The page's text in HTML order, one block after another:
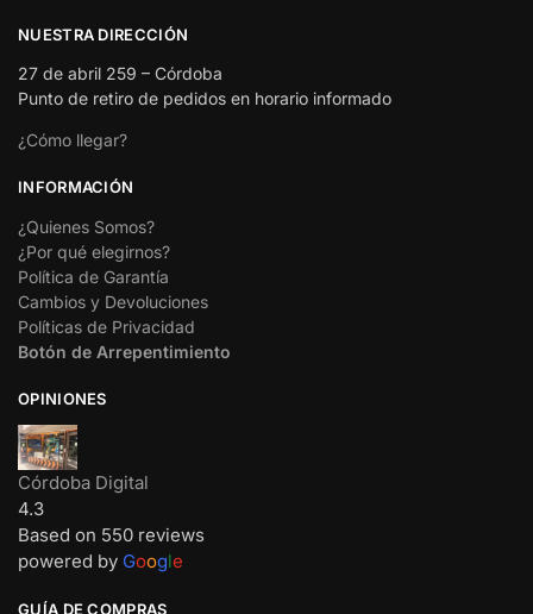
NUESTRA DIRECCIÓN
27 de abril 259 – Córdoba
Punto de retiro de pedidos en horario informado
¿Cómo llegar?
INFORMACIÓN
¿Quienes Somos?
¿Por qué elegirnos?
Política de Garantía
Cambios y Devoluciones
Políticas de Privacidad
Botón de Arrepentimiento
OPINIONES
Córdoba Digital
4.3
Based on 550 reviews
powered by Google
GUÍA DE COMPRAS